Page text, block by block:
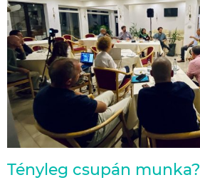
Tényleg csupán munka?